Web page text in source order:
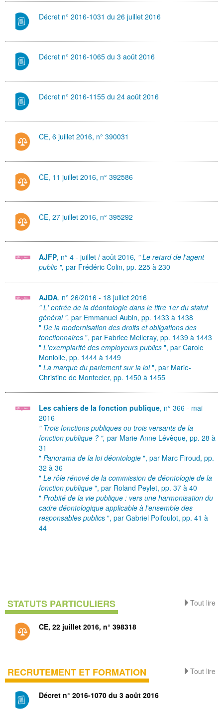
Décret n° 2016-1031 du 26 juillet 2016
Décret n° 2016-1065 du 3 août 2016
Décret n° 2016-1155 du 24 août 2016
CE, 6 juillet 2016, n° 390031
CE, 11 juillet 2016, n° 392586
CE, 27 juillet 2016, n° 395292
AJFP, n° 4 - juillet / août 2016, " Le retard de l'agent
public ", par Frédéric Colin, pp. 225 à 230
AJDA, n° 26/2016 - 18 juillet 2016
" L' entrée de la déontologie dans le titre 1er du statut
général ", par Emmanuel Aubin, pp. 1433 à 1438
" De la modernisation des droits et obligations des
fonctionnaires", par Fabrice Melleray, pp. 1439 à 1443
" L'exemplarité des employeurs publics ", par Carole
Moniolle, pp. 1444 à 1449
" La marque du parlement sur la loi", par Marie-
Christine de Montecler, pp. 1450 à 1455
Les cahiers de la fonction publique, n° 366 - mai
2016
" Trois fonctions publiques ou trois versants de la
fonction publique ? ", par Marie-Anne Lévêque, pp. 28 à
31
" Panorama de la loi déontologie ", par Marc Firoud, pp.
32 à 36
" Le rôle rénové de la commission de déontologie de la
fonction publique ", par Roland Peylet, pp. 37 à 40
" Probité de la vie publique : vers une harmonisation du
cadre déontologique applicable à l'ensemble des
responsables publics ", par Gabriel Poifoulot, pp. 41 à
44
Tout lire
STATUTS PARTICULIERS
CE, 22 juillet 2016, n° 398318
Tout lire
RECRUTEMENT ET FORMATION
Décret n° 2016-1070 du 3 août 2016